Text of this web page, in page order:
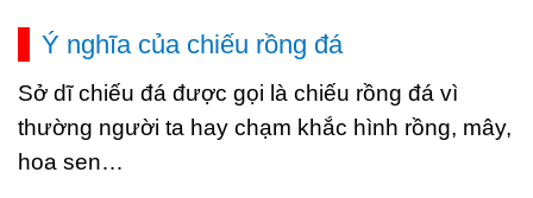
Ý nghĩa của chiếu rồng đá
Sở dĩ chiếu đá được gọi là chiếu rồng đá vì
thường người ta hay chạm khắc hình rồng, mây,
hoa sen…